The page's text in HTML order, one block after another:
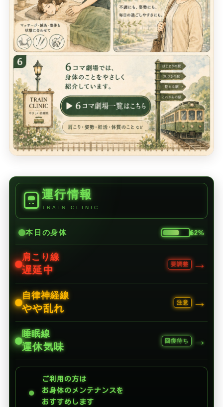
運行情報
TRAIN CLINIC
本日の身体 62%
肩こり線
遅延中
要調整 →
自律神経線
やや乱れ
注意 →
睡眠線
運休気味
回復待ち →
●
ご利用の方は
お身体のメンテナンスを
おすすめします